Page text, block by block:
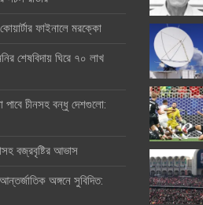
ফাইনালে মরক্কো
শেষবিদায় ঘিরে ৭০ লাখ
পাবে চীনসহ বন্ধু দেশগুলো:
বজ্রবৃষ্টির আভাস
অঙ্গনে সুবিদিত: